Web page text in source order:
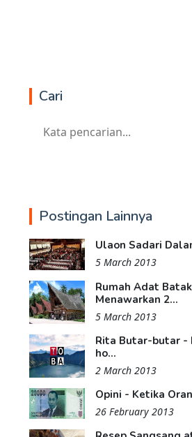
Cari
Postingan Lainnya
Ulaon Sadari
5 March 2013
Rumah Adat
Menawarkan 2...
5 March 2013
Rita Butar-butar -
ho...
2 March 2013
Opini - Ketika
26 February 2013